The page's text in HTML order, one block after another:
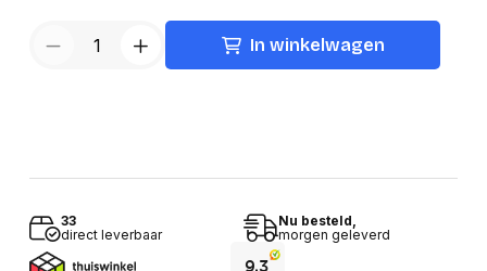
In winkelwagen
33
direct leverbaar
Nu besteld,
morgen geleverd